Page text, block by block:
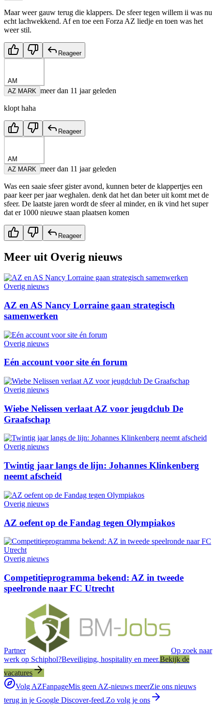
Maar weer gauw terug die klappers. De sfeer tegen willem ii was nu
echt lachwekkend. Af en toe een Forza AZ liedje en toen was het
weer stil.
Reageer
AM
AZ MARK meer dan 11 jaar geleden
klopt haha
Reageer
AM
AZ MARK meer dan 11 jaar geleden
Was een saaie sfeer gister avond, kunnen beter de klappertjes een
paar keer per jaar weghalen. denk dat het dan beter uit komt met de
sfeer. De laatste jaren wordt de sfeer al minder, en ik vind het super
dat er 1000 nieuwe staan plaatsen komen
Reageer
Meer uit Overig nieuws
Overig nieuws
AZ en AS Nancy Lorraine gaan strategisch
samenwerken
Overig nieuws
Eén account voor site én forum
Overig nieuws
Wiebe Nelissen verlaat AZ voor jeugdclub De
Graafschap
Overig nieuws
Twintig jaar langs de lijn: Johannes Klinkenberg
neemt afscheid
Overig nieuws
AZ oefent op de Fandag tegen Olympiakos
Overig nieuws
Competitieprogramma bekend: AZ in tweede
speelronde naar FC Utrecht
Partner
Op zoek naar
werk op Schiphol?Beveiliging, hospitality en meer.Bekijk de
vacatures
Volg AZFanpageMis geen AZ-nieuws meerZie ons nieuws
terug in je Google Discover-feed.Zo volg je ons